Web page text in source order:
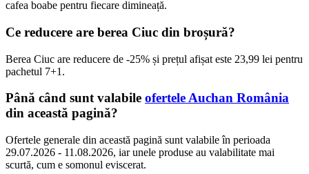
cafea boabe pentru fiecare dimineață.
Ce reducere are berea Ciuc din broșură?
Berea Ciuc are reducere de -25% și prețul afișat este 23,99 lei pentru
pachetul 7+1.
Până când sunt valabile ofertele Auchan România
din această pagină?
Ofertele generale din această pagină sunt valabile în perioada
29.07.2026 - 11.08.2026, iar unele produse au valabilitate mai
scurtă, cum e somonul eviscerat.